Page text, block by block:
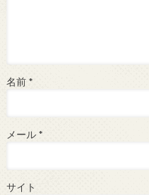
名前 *
メール *
サイト